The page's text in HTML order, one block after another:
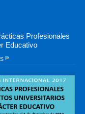
Profesionales
Educativo